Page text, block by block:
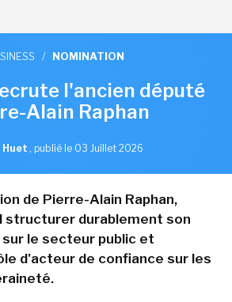
/ NOMINATION
l'ancien député
Alain Raphan
Huet , publié le 03 Juillet 2026
de Pierre-Alain Raphan,
structurer durablement son
le secteur public et
d'acteur de confiance sur les